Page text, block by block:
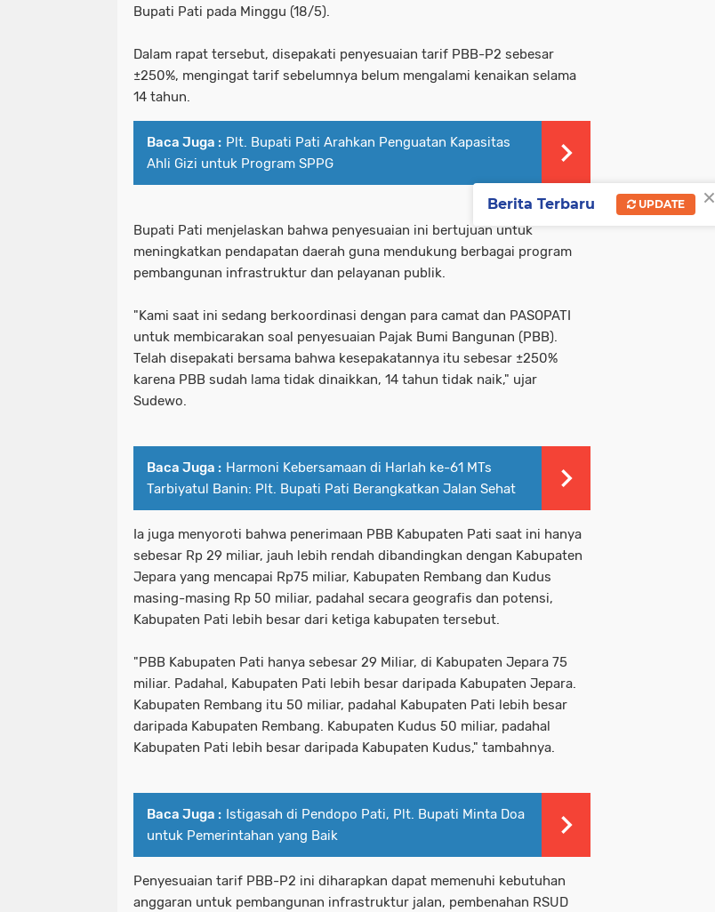
Bupati Pati pada Minggu (18/5).
Dalam rapat tersebut, disepakati penyesuaian tarif PBB-P2 sebesar
±250%, mengingat tarif sebelumnya belum mengalami kenaikan selama
14 tahun.
Baca Juga : Plt. Bupati Pati Arahkan Penguatan Kapasitas
Ahli Gizi untuk Program SPPG
Bupati Pati menjelaskan bahwa penyesuaian ini bertujuan untuk
meningkatkan pendapatan daerah guna mendukung berbagai program
pembangunan infrastruktur dan pelayanan publik.
"Kami saat ini sedang berkoordinasi dengan para camat dan PASOPATI
untuk membicarakan soal penyesuaian Pajak Bumi Bangunan (PBB).
Telah disepakati bersama bahwa kesepakatannya itu sebesar ±250%
karena PBB sudah lama tidak dinaikkan, 14 tahun tidak naik," ujar
Sudewo.
Baca Juga : Harmoni Kebersamaan di Harlah ke-61 MTs
Tarbiyatul Banin: Plt. Bupati Pati Berangkatkan Jalan Sehat
Ia juga menyoroti bahwa penerimaan PBB Kabupaten Pati saat ini hanya
sebesar Rp 29 miliar, jauh lebih rendah dibandingkan dengan Kabupaten
Jepara yang mencapai Rp75 miliar, Kabupaten Rembang dan Kudus
masing-masing Rp 50 miliar, padahal secara geografis dan potensi,
Kabupaten Pati lebih besar dari ketiga kabupaten tersebut.
"PBB Kabupaten Pati hanya sebesar 29 Miliar, di Kabupaten Jepara 75
miliar. Padahal, Kabupaten Pati lebih besar daripada Kabupaten Jepara.
Kabupaten Rembang itu 50 miliar, padahal Kabupaten Pati lebih besar
daripada Kabupaten Rembang. Kabupaten Kudus 50 miliar, padahal
Kabupaten Pati lebih besar daripada Kabupaten Kudus," tambahnya.
Baca Juga : Istigasah di Pendopo Pati, Plt. Bupati Minta Doa
untuk Pemerintahan yang Baik
Penyesuaian tarif PBB-P2 ini diharapkan dapat memenuhi kebutuhan
anggaran untuk pembangunan infrastruktur jalan, pembenahan RSUD
×
Berita Terbaru UPDATE